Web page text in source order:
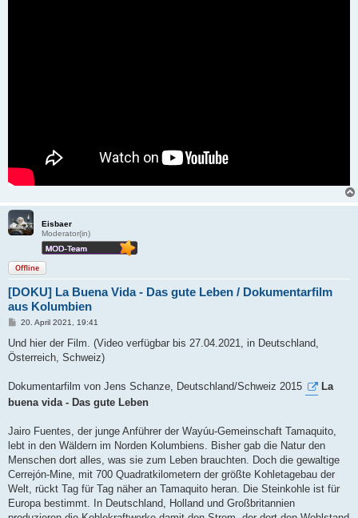
Eisbaer
Moderator(in)
Offline
[DOKU] La Buena Vida - Das gute Leben / Dokumentarfilm
aus Kolumbien
B
i
r
20. April 2021, 19:41
Und hier der Film. (Video verfügbar bis 27.04.2021, in Deutschland,
Österreich, Schweiz)
Dokumentarfilm von Jens Schanze, Deutschland/Schweiz 2015
La
buena vida - Das gute Leben
Jairo Fuentes, der junge Anführer der Wayúu-Gemeinschaft Tamaquito,
lebt in den Wäldern im Norden Kolumbiens. Bisher gab die Natur den
Menschen dort alles, was sie zum Leben brauchten. Doch die gewaltige
Cerrejón-Mine, mit 700 Quadratkilometern der größte Kohletagebau der
Welt, rückt Tag für Tag näher an Tamaquito heran. Die Steinkohle ist für
Europa bestimmt. In Deutschland, Holland und Großbritannien